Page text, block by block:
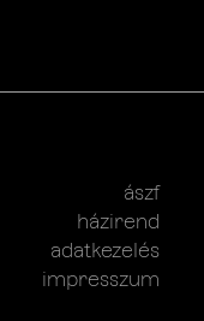
ászf
házirend
adatkezelés
impresszum